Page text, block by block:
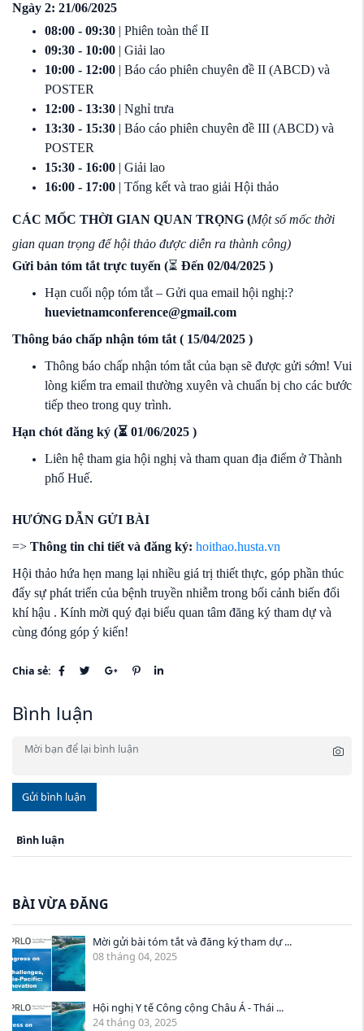
Ngày 2: 21/06/2025
08:00 - 09:30 | Phiên toàn thể II
09:30 - 10:00 | Giải lao
10:00 - 12:00 | Báo cáo phiên chuyên đề II (ABCD) và
POSTER
12:00 - 13:30 | Nghỉ trưa
13:30 - 15:30 | Báo cáo phiên chuyên đề III (ABCD) và
POSTER
15:30 - 16:00 | Giải lao
16:00 - 17:00 | Tổng kết và trao giải Hội thảo
CÁC MỐC THỜI GIAN QUAN TRỌNG (Một số mốc thời
gian quan trọng để hội thảo được diễn ra thành công)
Gửi bản tóm tắt trực tuyến (⏳ Đến 02/04/2025 )
Hạn cuối nộp tóm tắt – Gửi qua email hội nghị:?
huevietnamconference@gmail.com
Thông báo chấp nhận tóm tắt ( 15/04/2025 )
Thông báo chấp nhận tóm tắt của bạn sẽ được gửi sớm! Vui
lòng kiểm tra email thường xuyên và chuẩn bị cho các bước
tiếp theo trong quy trình.
Hạn chót đăng ký (⏳ 01/06/2025 )
Liên hệ tham gia hội nghị và tham quan địa điểm ở Thành
phố Huế.
HƯỚNG DẪN GỬI BÀI
=> Thông tin chi tiết và đăng ký: hoithao.husta.vn
Hội thảo hứa hẹn mang lại nhiều giá trị thiết thực, góp phần thúc
đẩy sự phát triển của bệnh truyền nhiễm trong bối cảnh biến đổi
khí hậu . Kính mời quý đại biểu quan tâm đăng ký tham dự và
cùng đóng góp ý kiến!
Chia sẻ:
Bình luận
Gửi bình luận
Bình luận
BÀI VỪA ĐĂNG
Mời gửi bài tóm tắt và đăng ký tham dự ...
08 tháng 04, 2025
Hội nghị Y tế Công cộng Châu Á - Thái ...
24 tháng 03, 2025